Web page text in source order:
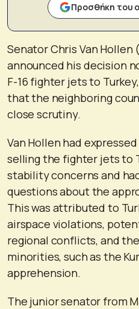
Προσθήκη του
Senator Chris Van Hollen
announced his decision
F-16 fighter jets to
that the neighboring
close scrutiny.
Van Hollen had
selling the fighter jets to
stability concerns and
questions about the
This was attributed to
airspace violations,
regional conflicts, and
minorities, such as the
apprehension.
The junior senator from